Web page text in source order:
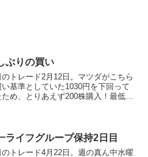
ぶりの買い
のトレード2月12日。マツダがこちら
い基準としていた1030円を下回って
ため、とりあえず200株購入！最低値
...ライフグループ保持2日目
のトレード4月22日。週の真ん中水曜